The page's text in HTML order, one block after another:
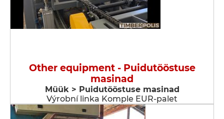
Other equipment - Puidutööstuse
masinad
Müük > Puidutööstuse masinad
Výrobní linka Komple EUR-palet